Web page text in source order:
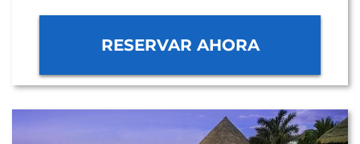
RESERVAR AHORA